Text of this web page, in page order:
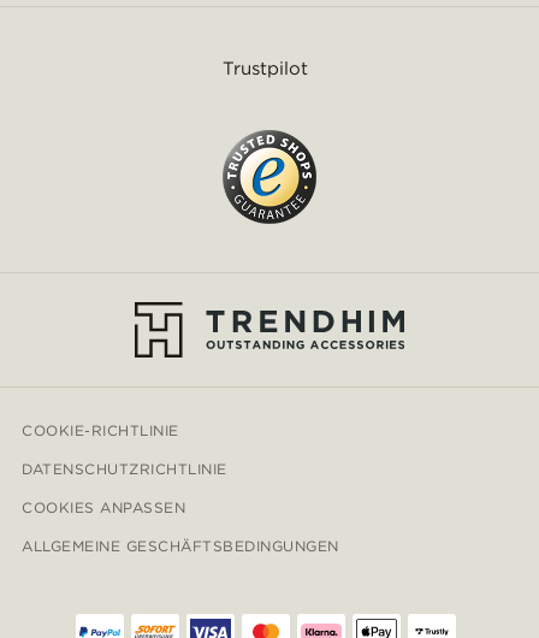
Trustpilot
COOKIE-RICHTLINIE
DATENSCHUTZRICHTLINIE
COOKIES ANPASSEN
ALLGEMEINE GESCHÄFTSBEDINGUNGEN